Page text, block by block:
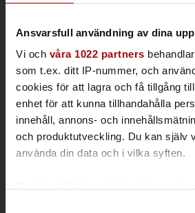
Ansvarsfull användning av dina
Vi och våra 1022 partners
som t.ex. ditt IP-nummer, och
cookies för att lagra och få tillgång
enhet för att kunna tillhandahålla
innehåll, annons- och
och produktutveckling. Du kan själv
använda din data och i vilka syften.
169 70 Solna
Lager/service
175 61 Järfälla, Sweden
Tel vxl: +46 (0)8 590 860 90
info@tecnovap.se
tecnovap.se
Integritetspolicy och kakor